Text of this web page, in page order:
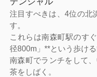
注目すべきは、4位の北
す。
これらは南森町駅のす
径800m」**という歩け
南森町でランチをして
茶をしばく。